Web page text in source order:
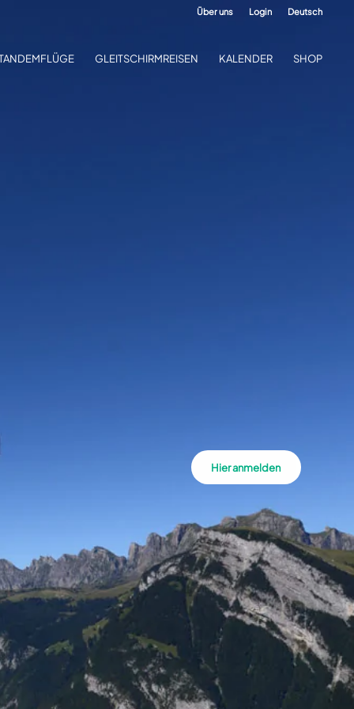
Hier anmelden
Über uns Login Deutsch
GLEITSCHIRMREISEN KALENDER SHOP